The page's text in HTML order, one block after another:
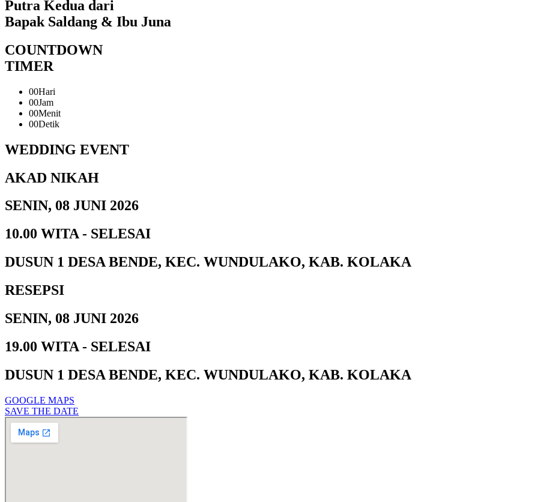
Putra Kedua dari
Bapak Saldang & Ibu Juna
COUNTDOWN
TIMER
00Hari
00Jam
00Menit
00Detik
WEDDING EVENT
AKAD NIKAH
SENIN, 08 JUNI 2026
10.00 WITA - SELESAI
DUSUN 1 DESA BENDE, KEC. WUNDULAKO, KAB. KOLAKA
RESEPSI
SENIN, 08 JUNI 2026
19.00 WITA - SELESAI
DUSUN 1 DESA BENDE, KEC. WUNDULAKO, KAB. KOLAKA
GOOGLE MAPS
SAVE THE DATE